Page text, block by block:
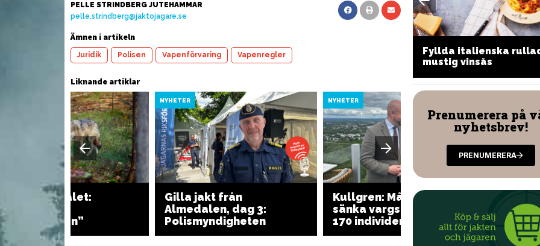
PELLE STRINDBERG JUTEHAMMAR
pelle.strindberg@jaktojagare.se
Ämnen i artikeln
Juridik Polisen Vapenförvaring Vapenregler
Liknande artiklar
i vargmålet:
av
NYHETER
Gilla jakt från
Almedalen, dag 3:
Polismyndigheten
NYHETER
Kullgren: Målet är att
sänka vargstammen till
170 individer
Kryddiga tacos med
långkokt älg
Älggryta med indiska
smaker
Fyllda italienska
mustig vinsås
Prenumerera på
nyhetsbrev!
PRENUMERERA